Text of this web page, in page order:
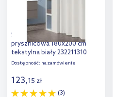
Sealskin Coloris zasłona
prysznicowa 180x200 cm
tekstylna biały 232211310
Dostępność: na zamówienie
123,15 zł
(3)